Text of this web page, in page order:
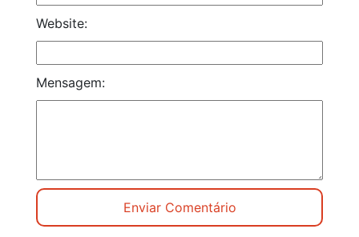
Website:
Mensagem: